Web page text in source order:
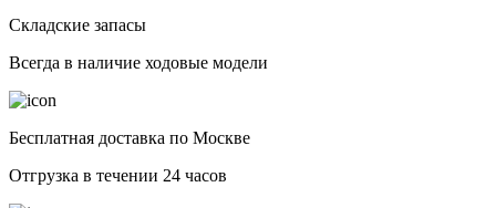
Складские запасы
Всегда в наличие ходовые модели
Бесплатная доставка по Москве
Отгрузка в течении 24 часов